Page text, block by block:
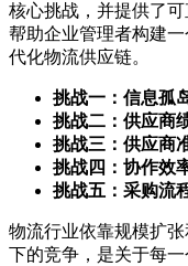
核心挑战，并提供了
帮助企业管理者构建
代化物流供应链。
挑战一：信息孤
挑战二：供应商
挑战三：供应商
挑战四：协作效
挑战五：采购流
物流行业依靠规模扩
下的竞争，是关于每